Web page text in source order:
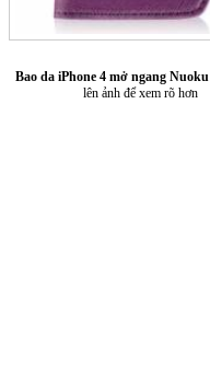
Bao da iPhone 4 mở ngang Nuoku
lên ảnh để xem rõ hơn